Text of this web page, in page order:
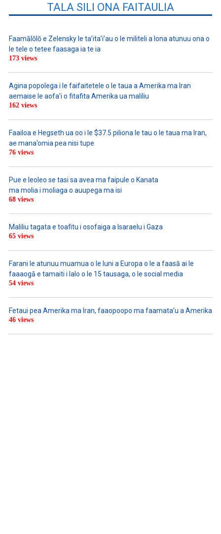
TALA SILI ONA FAITAULIA
Faamālōlō e Zelensky le ta’ita’i’au o le militeli a lona atunuu ona o
le tele o tetee faasaga ia te ia
173 views
Agina popolega i le faifaitetele o le taua a Amerika ma Iran
aemaise le aofa’i o fitafita Amerika ua maliliu
162 views
Faailoa e Hegseth ua oo i le $37.5 piliona le tau o le taua ma Iran,
ae mana’omia pea nisi tupe
76 views
Pue e leoleo se tasi sa avea ma faipule o Kanata
ma molia i moliaga o auupega ma isi
68 views
Maliliu tagata e toafitu i osofaiga a Isaraelu i Gaza
65 views
Farani le atunuu muamua o le Iuni a Europa o le a faasā ai le
faaaogā e tamaiti i lalo o le 15 tausaga, o le social media
54 views
Fetaui pea Amerika ma Iran, faaopoopo ma faamata’u a Amerika
46 views